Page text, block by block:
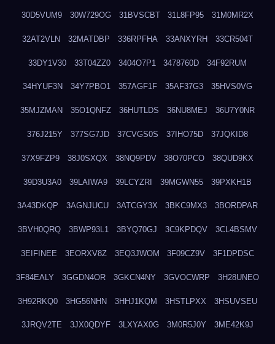
30D5VUM9 30W729OG 31BVSCBT 31L8FP95 31M0MR2X
32AT2VLN 32MATDBP 336RPFHA 33ANXYRH 33CR504T
33DY1V30 33T04ZZ0 3404O7P1 3478760D 34F92RUM
34HYUF3N 34Y7PBO1 357AGF1F 35AF37G3 35HVS0VG
35MJZMAN 35O1QNFZ 36HUTLDS 36NU8MEJ 36U7Y0NR
376J215Y 377SG7JD 37CVGS0S 37IHO75D 37JQKID8
37X9FZP9 38J0SXQX 38NQ9PDV 38O70PCO 38QUD9KX
39D3U3A0 39LAIWA9 39LCYZRI 39MGWN55 39PXKH1B
3A43DKQP 3AGNJUCU 3ATCGY3X 3BKC9MX3 3BORDPAR
3BVH0QRQ 3BWP93L1 3BYQ70GJ 3C9KPDQV 3CL4BSMV
3EIFINEE 3EORXV8Z 3EQ3JWOM 3F09CZ9V 3F1DPDSC
3F84EALY 3GGDN4OR 3GKCN4NY 3GVOCWRP 3H28UNEO
3H92RKQ0 3HG56NHN 3HHJ1KQM 3HSTLPXX 3HSUVSEU
3JRQV2TE 3JX0QDYF 3LXYAX0G 3M0R5J0Y 3ME42K9J